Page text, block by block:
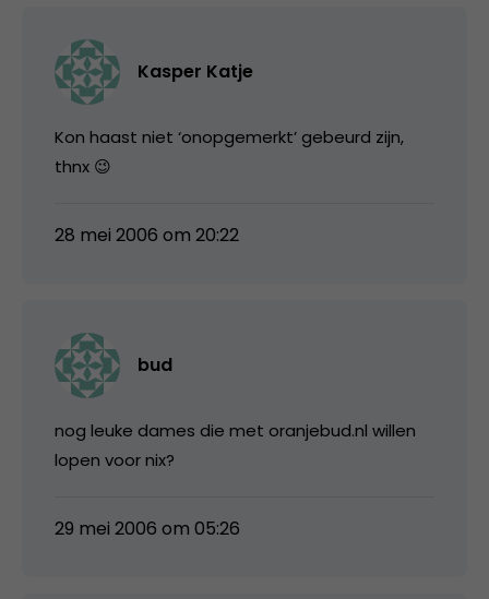
Kasper Katje
Kon haast niet ‘onopgemerkt’ gebeurd zijn,
thnx 😉
28 mei 2006 om 20:22
bud
nog leuke dames die met oranjebud.nl willen
lopen voor nix?
29 mei 2006 om 05:26